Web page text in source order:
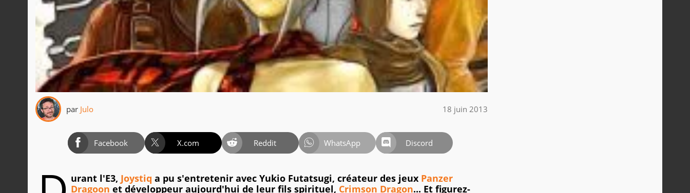
par Julo 18 juin 2013
Facebook X.com Reddit WhatsApp Discord
urant l'E3, Joystiq a pu s'entretenir avec Yukio Futatsugi, créateur des jeux Panzer
Dragoon et développeur aujourd'hui de leur fils spirituel, Crimson Dragon... Et figurez-